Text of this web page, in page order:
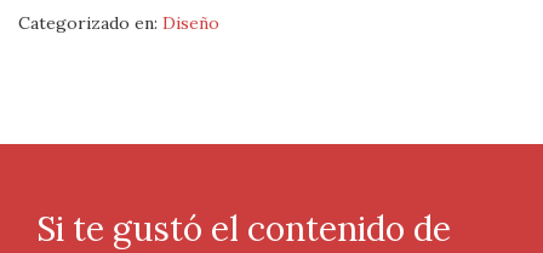
Categorizado en: Diseño
Si te gustó el contenido de